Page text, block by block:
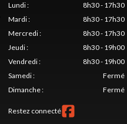
Lundi:
8h30 - 17h30
Mardi:
8h30 - 17h30
Mercredi:
8h30 - 17h30
Jeudi:
8h30 - 19h00
Vendredi:
8h30 - 19h00
Samedi:
Fermé
Dimanche: Fermé
Restez connecté